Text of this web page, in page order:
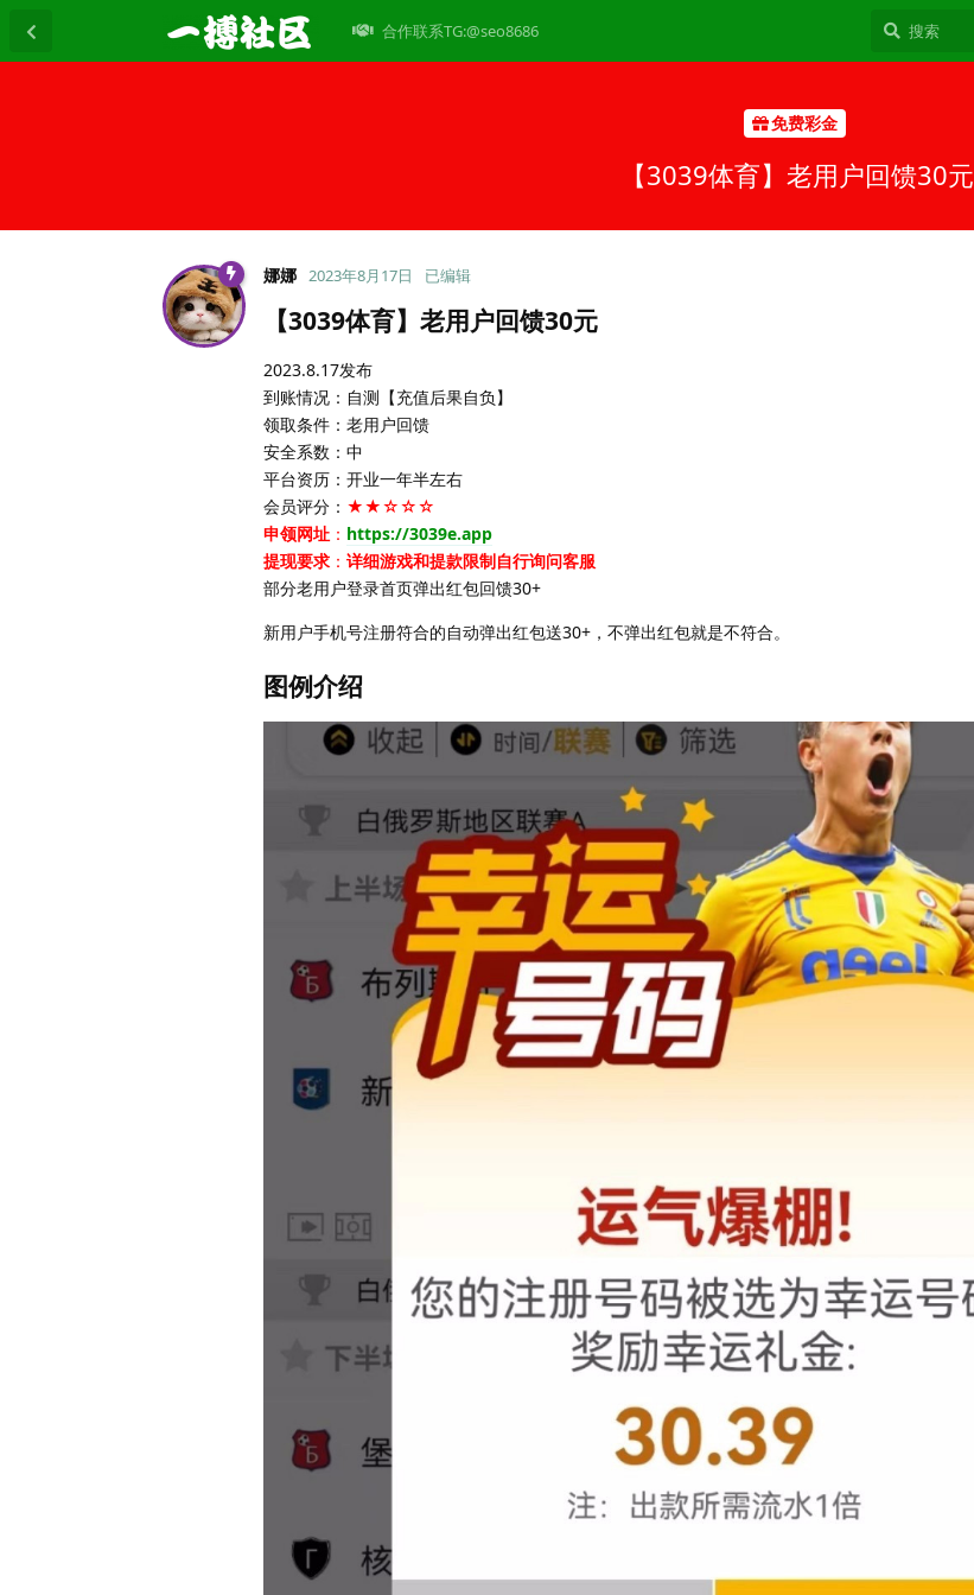
合作联系TG:@seo8686
免费彩金
【3039体育】老用户回馈30元
娜娜 2023年8月17日 已编辑
【3039体育】老用户回馈30元
2023.8.17发布
到账情况：自测【充值后果自负】
领取条件：老用户回馈
安全系数：中
平台资历：开业一年半左右
会员评分： ★★☆☆☆
申领网址 ： https://3039e.app
提现要求 ： 详细游戏和提款限制自行询问客服
部分老用户登录首页弹出红包回馈30+
新用户手机号注册符合的自动弹出红包送30+，不弹出红包就是不符合。
图例介绍